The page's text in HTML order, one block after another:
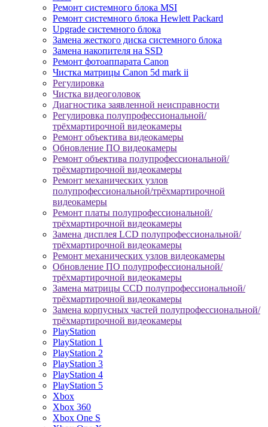
Ремонт системного блока MSI
Ремонт системного блока Hewlett Packard
Upgrade системного блока
Замена жесткого диска системного блока
Замена накопителя на SSD
Ремонт фотоаппарата Canon
Чистка матрицы Canon 5d mark ii
Регулировка
Чистка видеоголовок
Диагностика заявленной неисправности
Регулировка полупрофессиональной/
трёхмартирочной видеокамеры
Ремонт объектива видеокамеры
Обновление ПО видеокамеры
Ремонт объектива полупрофессиональной/
трёхмартирочной видеокамеры
Ремонт механических узлов
полупрофессиональной/трёхмартирочной
видеокамеры
Ремонт платы полупрофессиональной/
трёхмартирочной видеокамеры
Замена дисплея LCD полупрофессиональной/
трёхмартирочной видеокамеры
Ремонт механических узлов видеокамеры
Обновление ПО полупрофессиональной/
трёхмартирочной видеокамеры
Замена матрицы CCD полупрофессиональной/
трёхмартирочной видеокамеры
Замена корпусных частей полупрофессиональной/
трёхмартирочной видеокамеры
PlayStation
PlayStation 1
PlayStation 2
PlayStation 3
PlayStation 4
PlayStation 5
Xbox
Xbox 360
Xbox One S